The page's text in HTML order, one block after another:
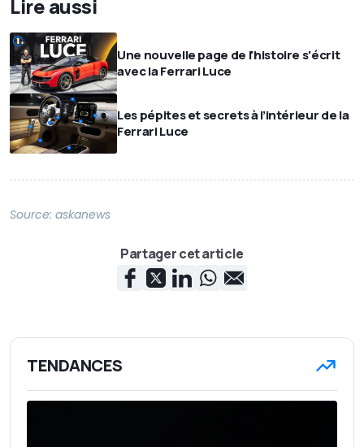
Lire aussi
Une nouvelle page de l'histoire s'écrit
avec la Ferrari Luce
Les pépites et secrets à l’intérieur de la
Ferrari Luce
Source: askanews
Partager cet article
TENDANCES